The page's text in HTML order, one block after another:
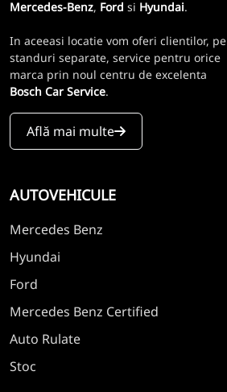
Mercedes-Benz, Ford si Hyundai.
In aceeasi locatie vom oferi clientilor, pe
standuri separate, service pentru orice
marca prin noul centru de excelenta
Bosch Car Service.
Află mai multe
AUTOVEHICULE
Mercedes Benz
Hyundai
Ford
Mercedes Benz Certified
Auto Rulate
Stoc